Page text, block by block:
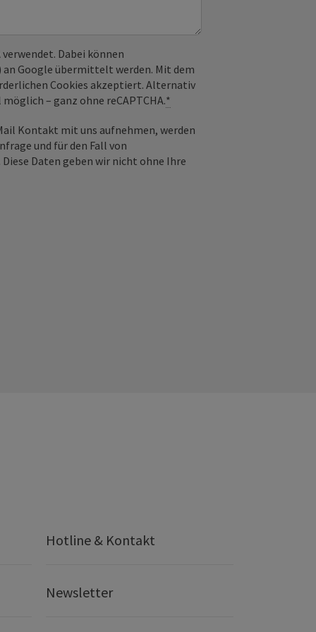
Dabei können
an Google übermittelt werden. Mit dem
Cookies akzeptiert. Alternativ
– ganz ohne reCAPTCHA.*
Kontakt mit uns aufnehmen, werden
und für den Fall von
Daten geben wir nicht ohne Ihre
Hotline & Kontakt
Newsletter